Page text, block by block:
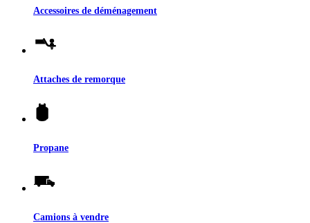
Accessoires de déménagement
Attaches de remorque
Propane
Camions à vendre